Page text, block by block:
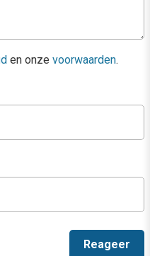
en onze voorwaarden.